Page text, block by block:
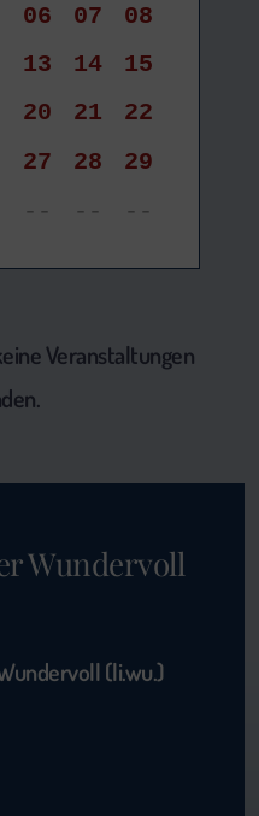
06 07
08
13 14
15
20 21
22
27 28
29
-- -- --
Veranstaltungen
Wundervoll
(li.wu.)